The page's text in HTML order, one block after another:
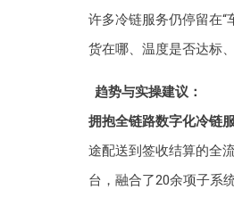
许多冷链服务仍停留在
货在哪、温度是否达标
趋势与实操建议：
拥抱全链路数字化冷链
途配送到签收结算的全
台，融合了20余项子系